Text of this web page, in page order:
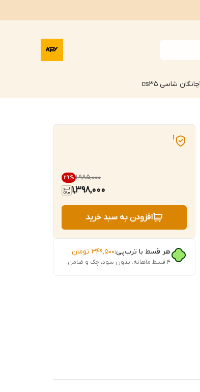
چانگان شاسی cs35
1
۱٬۹۸۵٬۰۰۰ 29%
1,398,000
افزودن به سبد خرید
هر قسط با ترب‌پی:۳۴۹٬۵۰۰ تومان
۴ قسط ماهانه. بدون سود، چک و ضامن.